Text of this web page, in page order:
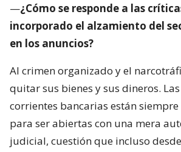
—¿Cómo se responde a las
incorporado el alzamiento del
en los anuncios?
Al crimen organizado y el
quitar sus bienes y sus dineros.
corrientes bancarias están
para ser abiertas con una mera
judicial, cuestión que incluso